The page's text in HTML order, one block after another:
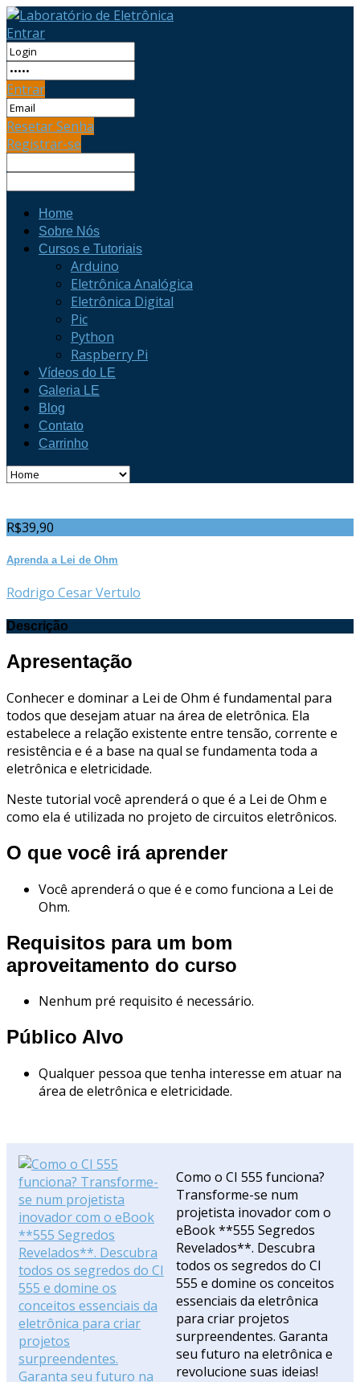
Entrar
Entrar
Resetar Senha
Registrar-se
Home
Sobre Nós
Cursos e Tutoriais
Arduino
Eletrônica Analógica
Eletrônica Digital
Pic
Python
Raspberry Pi
Vídeos do LE
Galeria LE
Blog
Contato
Carrinho
R$39,90
Aprenda a Lei de Ohm
Rodrigo Cesar Vertulo
Descrição
Apresentação
Conhecer e dominar a Lei de Ohm é fundamental para
todos que desejam atuar na área de eletrônica. Ela
estabelece a relação existente entre tensão, corrente e
resistência e é a base na qual se fundamenta toda a
eletrônica e eletricidade.
Neste tutorial você aprenderá o que é a Lei de Ohm e
como ela é utilizada no projeto de circuitos eletrônicos.
O que você irá aprender
Você aprenderá o que é e como funciona a Lei de
Ohm.
Requisitos para um bom
aproveitamento do curso
Nenhum pré requisito é necessário.
Público Alvo
Qualquer pessoa que tenha interesse em atuar na
área de eletrônica e eletricidade.
Como o CI 555 funciona?
Transforme-se num
projetista inovador com o
eBook **555 Segredos
Revelados**. Descubra
todos os segredos do CI
555 e domine os conceitos
essenciais da eletrônica
para criar projetos
surpreendentes. Garanta
seu futuro na eletrônica e
revolucione suas ideias!